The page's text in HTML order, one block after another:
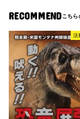
RECOMMEND